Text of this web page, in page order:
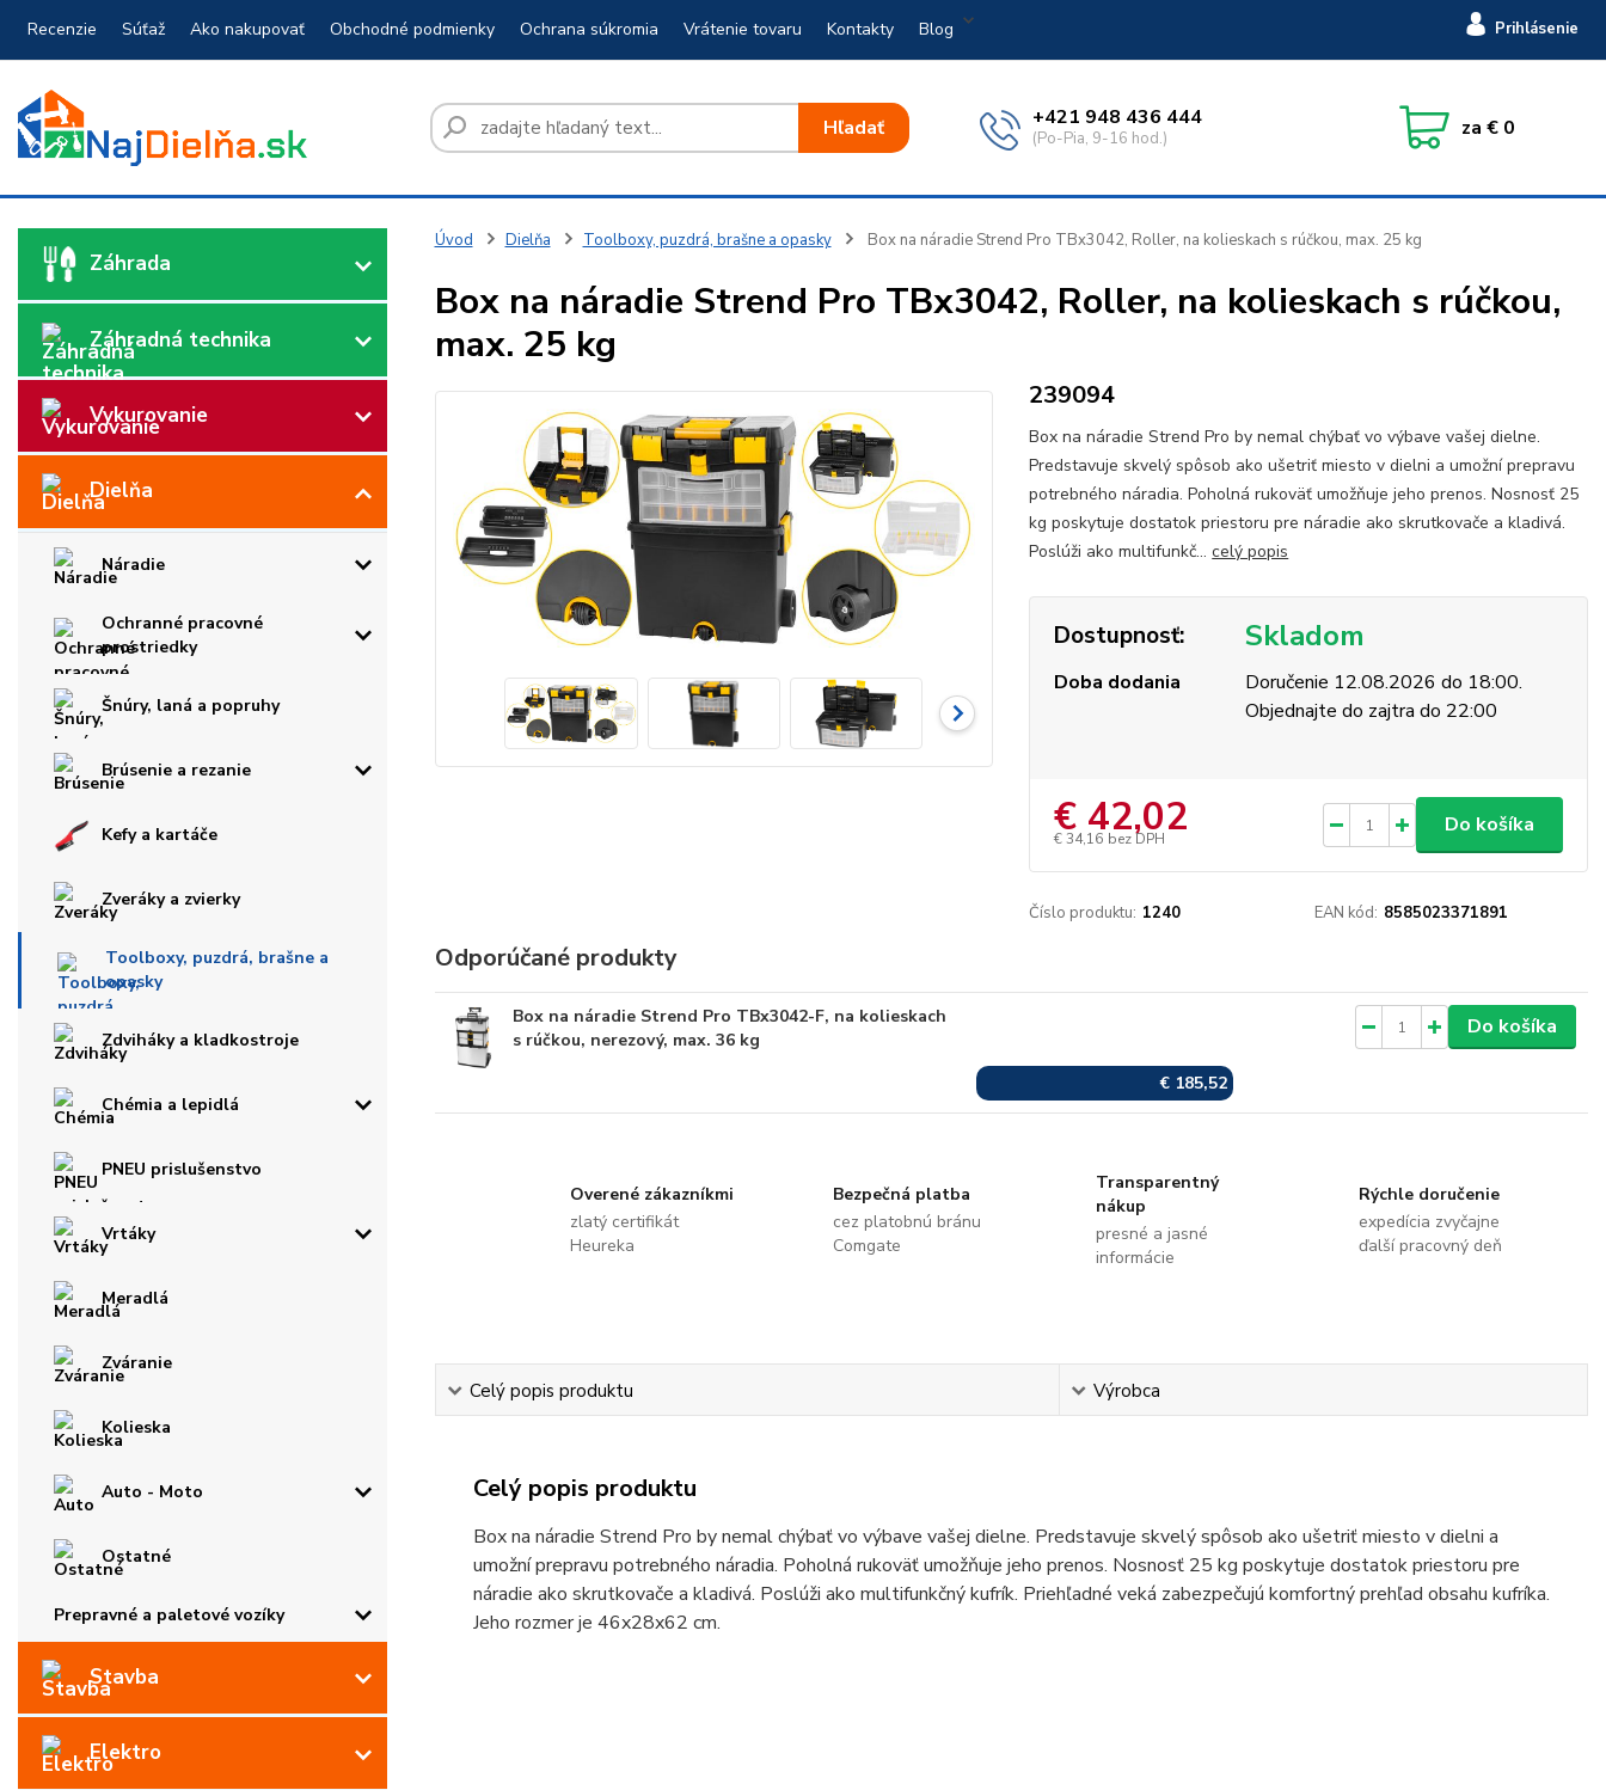
Recenzie Súťaž Ako nakupovať Obchodné podmienky Ochrana súkromia Vrátenie tovaru Kontakty Blog Prihlásenie
Hľadať +421 948 436 444
(Po-Pia, 9-16 hod.) za € 0
Záhrada
Záhradná technika
Vykurovanie
Dielňa
Náradie
Ochranné pracovné
prostriedky
Šnúry, laná a popruhy
Brúsenie a rezanie
Kefy a kartáče
Zveráky a zvierky
Toolboxy, puzdrá, brašne a
opasky
Zdviháky a kladkostroje
Chémia a lepidlá
PNEU prislušenstvo
Vrtáky
Meradlá
Zváranie
Kolieska
Auto - Moto
Ostatné
Prepravné a paletové vozíky
Stavba
Elektro
Úvod Dielňa Toolboxy, puzdrá, brašne a opasky Box na náradie Strend Pro TBx3042, Roller, na kolieskach s rúčkou, max. 25 kg
Box na náradie Strend Pro TBx3042, Roller, na kolieskach s rúčkou,
max. 25 kg
239094
Box na náradie Strend Pro by nemal chýbať vo výbave vašej dielne.
Predstavuje skvelý spôsob ako ušetriť miesto v dielni a umožní prepravu
potrebného náradia. Poholná rukoväť umožňuje jeho prenos. Nosnosť 25
kg poskytuje dostatok priestoru pre náradie ako skrutkovače a kladivá.
Poslúži ako multifunkč...celý popis
Dostupnosť: Skladom
Doba dodania
Doručenie 12.08.2026 do 18:00.
Objednajte do zajtra do 22:00
€ 42,02
€ 34,16 bez DPH
Do košíka
Číslo produktu: 1240 EAN kód: 8585023371891
Odporúčané produkty
Box na náradie Strend Pro TBx3042-F, na kolieskach
s rúčkou, nerezový, max. 36 kg
€ 185,52
Do košíka
Overené zákazníkmi
zlatý certifikát
Heureka
Bezpečná platba
cez platobnú bránu
Comgate
Transparentný
nákup
presné a jasné
informácie
Rýchle doručenie
expedícia zvyčajne
ďalší pracovný deň
Celý popis produktu Výrobca
Celý popis produktu
Box na náradie Strend Pro by nemal chýbať vo výbave vašej dielne. Predstavuje skvelý spôsob ako ušetriť miesto v dielni a
umožní prepravu potrebného náradia. Poholná rukoväť umožňuje jeho prenos. Nosnosť 25 kg poskytuje dostatok priestoru pre
náradie ako skrutkovače a kladivá. Poslúži ako multifunkčný kufrík. Priehľadné veká zabezpečujú komfortný prehľad obsahu kufríka.
Jeho rozmer je 46x28x62 cm.